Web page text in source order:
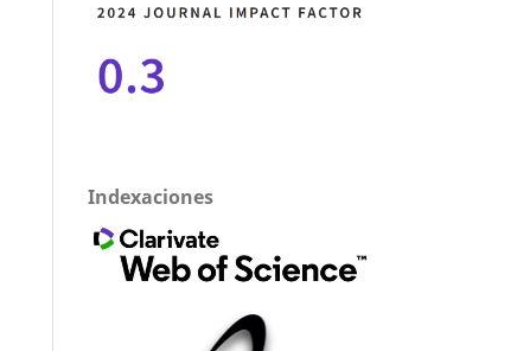
Indexaciones